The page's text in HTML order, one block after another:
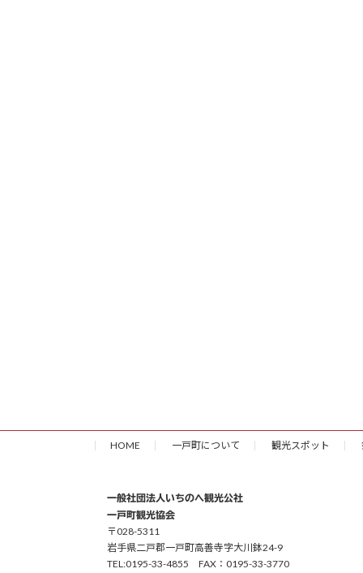
HOME 一戸町について 観光スポット
一般社団法人いちのへ観光公社
一戸町観光協会
〒028-5311
岩手県二戸郡一戸町高善寺字大川鉢24-9
TEL:0195-33-4855 FAX：0195-33-3770